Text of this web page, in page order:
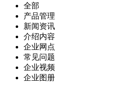
全部
产品管理
新闻资讯
介绍内容
企业网点
常见问题
企业视频
企业图册